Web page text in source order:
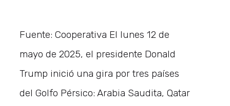
Fuente: Cooperativa El lunes 12 de
mayo de 2025, el presidente Donald
Trump inició una gira por tres países
del Golfo Pérsico: Arabia Saudita, Qatar